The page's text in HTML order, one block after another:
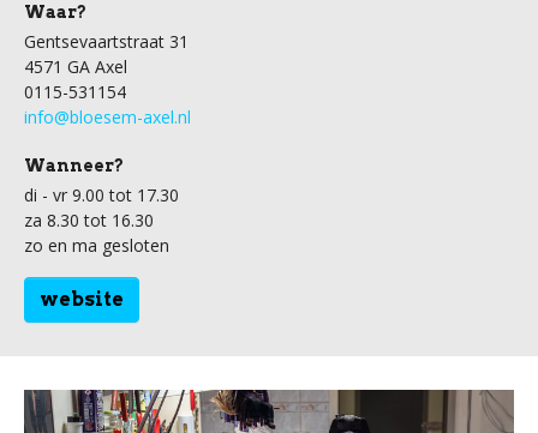
Waar?
Gentsevaartstraat 31
4571 GA Axel
0115-531154
info@bloesem-axel.nl
Wanneer?
di - vr 9.00 tot 17.30
za 8.30 tot 16.30
zo en ma gesloten
website